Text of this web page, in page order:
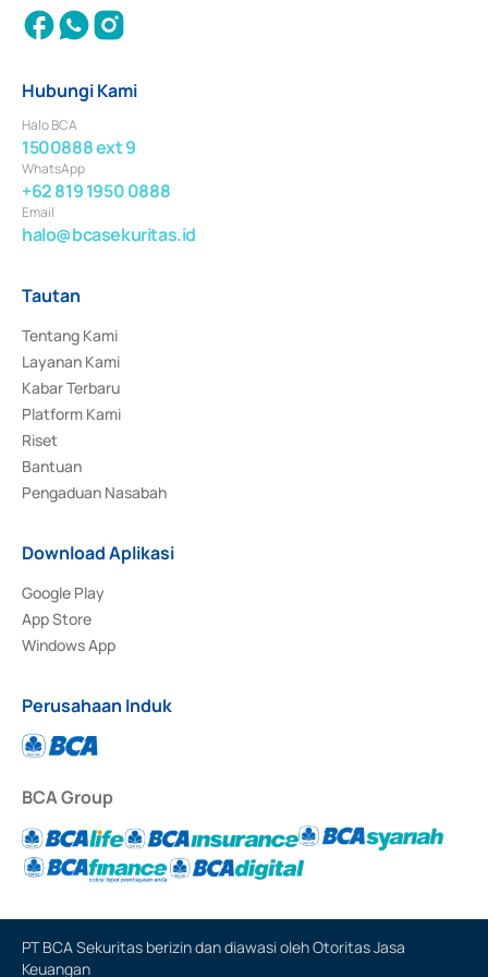
Hubungi Kami
Halo BCA
1500888 ext 9
WhatsApp
+62 819 1950 0888
Email
halo@bcasekuritas.id
Tautan
Tentang Kami
Layanan Kami
Kabar Terbaru
Platform Kami
Riset
Bantuan
Pengaduan Nasabah
Download Aplikasi
Google Play
App Store
Windows App
Perusahaan Induk
BCA Group
PT BCA Sekuritas berizin dan diawasi oleh Otoritas Jasa
Keuangan